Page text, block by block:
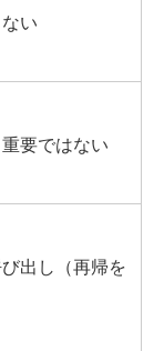
い
要ではない
出し（再帰を